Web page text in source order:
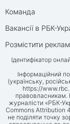
Команда
Вакансії в РБК-
Розмістити
Ідентифікатор
Інформаційний
(українську,
https://
правовласникам.
журналісти «РБК-
Commons Attribution
не поділяти точку